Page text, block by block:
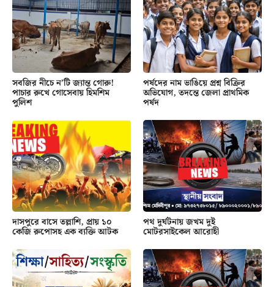
সবজির নীচে ন’টি জ্যান্ত গোরু!
পাচার রুখে গোসেবায় হিমশিম
পুলিশ
পর্ষদের নাম ভাঙিয়ে প্রশ্ন বিক্রির
অভিযোগ, তদন্তে জেলা প্রাথমিক
পর্ষদ
দাসপুরে বাসে তল্লাশি, প্রায় ১০
কেজি রুপোসহ এক ব্যক্তি আটক
পথ দুর্ঘটনায় জখম দুই
মোটরসাইকেল আরোহী